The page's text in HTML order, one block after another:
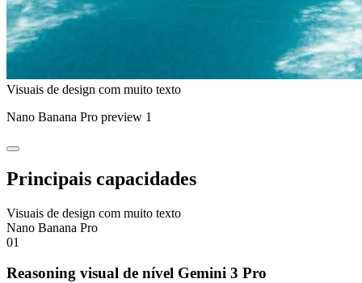
Visuais de design com muito texto
Nano Banana Pro preview 1
Principais capacidades
Visuais de design com muito texto
Nano Banana Pro
01
Reasoning visual de nível Gemini 3 Pro